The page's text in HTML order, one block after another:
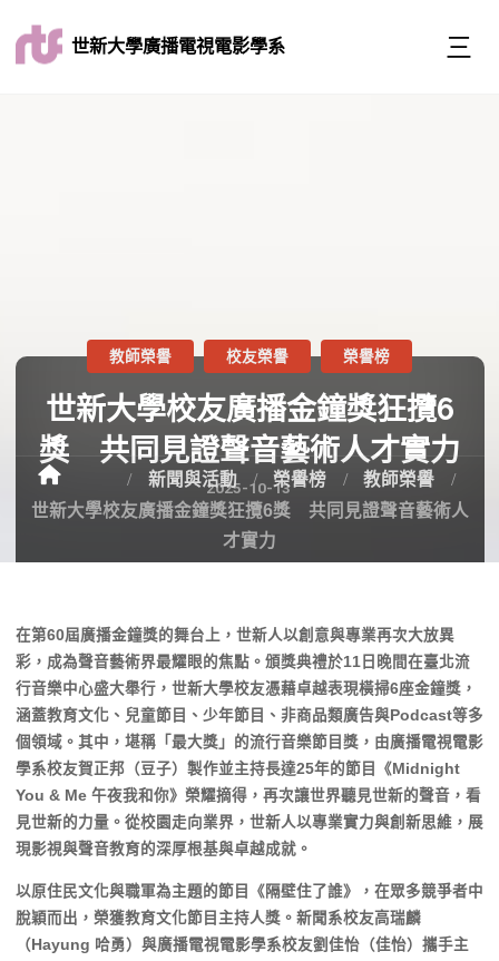
世新大學廣播電視電影學系
世新大學校友廣播金鐘獎狂攬6
獎 共同見證聲音藝術人才實力
2025-10-13
教師榮譽 校友榮譽 榮譽榜
新聞與活動 榮譽榜
教師榮譽
世新大學校友廣播金鐘獎狂攬6獎 共同見證聲音藝術人
才實力
在第60屆廣播金鐘獎的舞台上，世新人以創意與專業再次大放異
彩，成為聲音藝術界最耀眼的焦點。頒獎典禮於11日晚間在臺北流
行音樂中心盛大舉行，世新大學校友憑藉卓越表現橫掃6座金鐘獎，
涵蓋教育文化、兒童節目、少年節目、非商品類廣告與Podcast等多
個領域。其中，堪稱「最大獎」的流行音樂節目獎，由廣播電視電影
學系校友賀正邦（豆子）製作並主持長達25年的節目《Midnight
You & Me 午夜我和你》榮耀摘得，再次讓世界聽見世新的聲音，看
見世新的力量。從校園走向業界，世新人以專業實力與創新思維，展
現影視與聲音教育的深厚根基與卓越成就。
以原住民文化與職軍為主題的節目《隔壁住了誰》，在眾多競爭者中
脫穎而出，榮獲教育文化節目主持人獎。新聞系校友高瑞麟
（Hayung 哈勇）與廣播電視電影學系校友劉佳怡（佳怡）攜手主